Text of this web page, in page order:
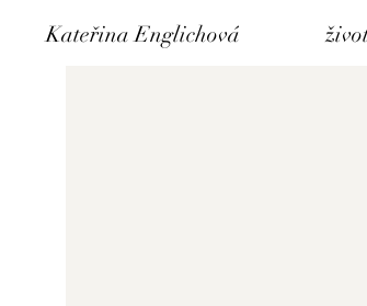
Kateřina Englichová